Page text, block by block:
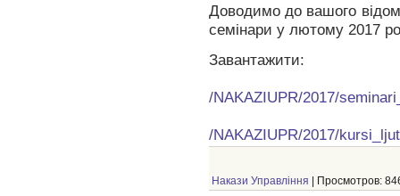
Доводимо до вашого
семінари у лютому 2017
Завантажити:
/NAKAZIUPR/2017/
/NAKAZIUPR/2017/
Накази Управління | Просмотров: